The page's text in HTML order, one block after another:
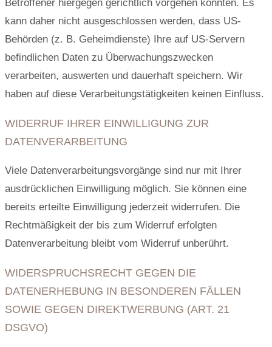
Betroffener hiergegen gerichtlich vorgehen könnten. Es
kann daher nicht ausgeschlossen werden, dass US-
Behörden (z. B. Geheimdienste) Ihre auf US-Servern
befindlichen Daten zu Überwachungszwecken
verarbeiten, auswerten und dauerhaft speichern. Wir
haben auf diese Verarbeitungstätigkeiten keinen Einfluss.
WIDERRUF IHRER EINWILLIGUNG ZUR
DATENVERARBEITUNG
Viele Datenverarbeitungsvorgänge sind nur mit Ihrer
ausdrücklichen Einwilligung möglich. Sie können eine
bereits erteilte Einwilligung jederzeit widerrufen. Die
Rechtmäßigkeit der bis zum Widerruf erfolgten
Datenverarbeitung bleibt vom Widerruf unberührt.
WIDERSPRUCHSRECHT GEGEN DIE
DATENERHEBUNG IN BESONDEREN FÄLLEN
SOWIE GEGEN DIREKTWERBUNG (ART. 21
DSGVO)